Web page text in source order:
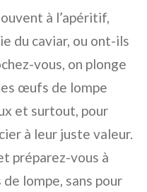
à l’apéritif,
du caviar, ou ont-ils
vous, on plonge
œufs de lompe
et surtout, pour
à leur juste valeur.
préparez-vous à
lompe, sans pour